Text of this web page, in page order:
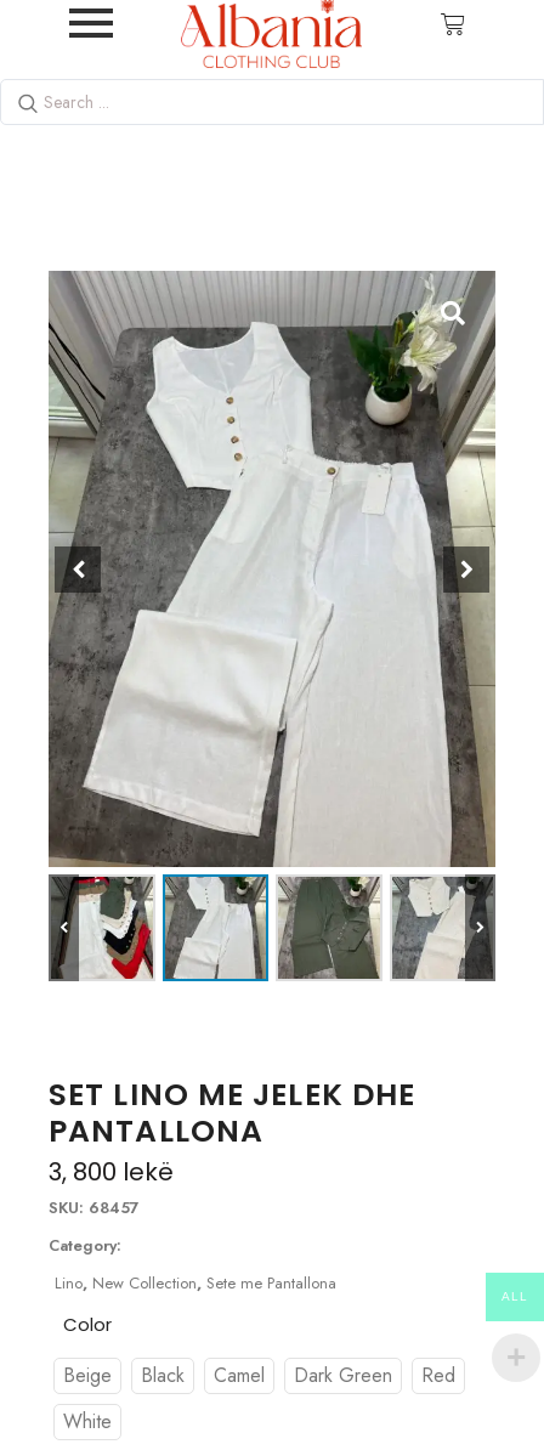
SET LINO ME JELEK DHE
PANTALLONA
3, 800 lekë
SKU: 68457
Category:
Lino, New Collection, Sete me Pantallona
Color
Beige Black Camel Dark Green
Red
White
ALL